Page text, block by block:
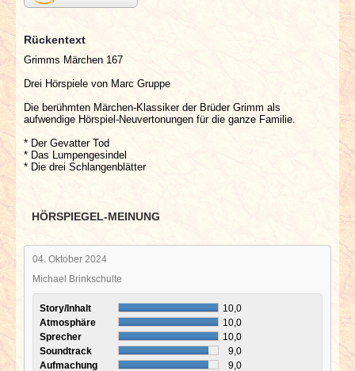
Rückentext
Grimms Märchen 167
Drei Hörspiele von Marc Gruppe
Die berühmten Märchen-Klassiker der Brüder Grimm als
aufwendige Hörspiel-Neuvertonungen für die ganze Familie.
* Der Gevatter Tod
* Das Lumpengesindel
* Die drei Schlangenblätter
HÖRSPIEGEL-MEINUNG
04. Oktober 2024
Michael Brinkschulte
Story/Inhalt
10,0
Atmosphäre
10,0
Sprecher
10,0
Soundtrack
9,0
Aufmachung
9,0